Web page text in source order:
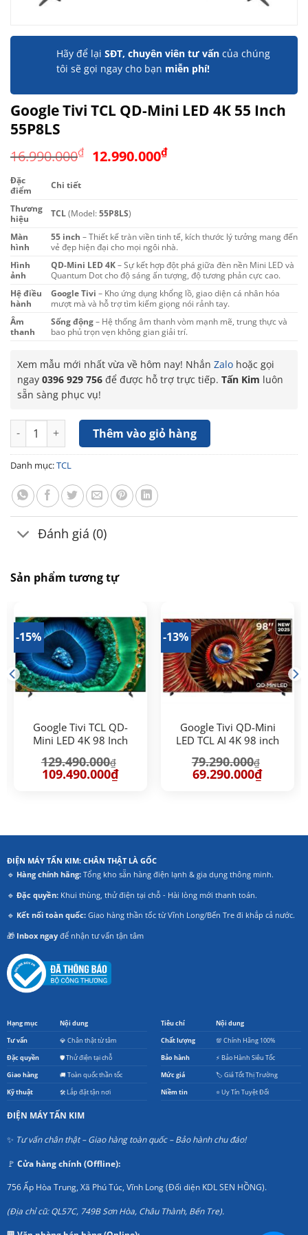
Hãy để lại SĐT, chuyên viên tư vấn của chúng
tôi sẽ gọi ngay cho bạn miễn phí!
Google Tivi TCL QD-Mini LED 4K 55 Inch
55P8LS
16.990.000₫ Giá
12.990.000₫Giá
Đặc
điểm
Chi tiết
Thương
hiệu
TCL(Model:55P8LS)
Màn
hình
55 inch – Thiết kế tràn viền tinh tế, kích thước lý tưởng mang đến
vẻ đẹp hiện đại cho mọi ngôi nhà.
Hình
ảnh
QD-Mini LED 4K– Sự kết hợp đột phá giữa đèn nền Mini LED và
Quantum Dot cho độ sáng ấn tượng, độ tương phản cực cao.
Hệ điều
hành
Google Tivi – Kho ứng dụng khổng lồ, giao diện cá nhân hóa
mượt mà và hỗ trợ tìm kiếm giọng nói rảnh tay.
Âm
thanh
Sống động– Hệ thống âm thanh vòm mạnh mẽ, trung thực và
bao phủ trọn vẹn không gian giải trí.
Xem mẫu mới nhất vừa về hôm nay! Nhắn Zalo hoặc gọi
ngay 0396 929 756 để được hỗ trợ trực tiếp. Tấn Kim luôn
sẵn sàng phục vụ!
Google Tivi TCL QD-Mini LED 4K 55 Inch 55P8LS số lượng
Thêm vào giỏ hàng
Danh mục:TCL
Đánh giá (0)
Sản phẩm tương tự
-15%
Google Tivi TCL QD-
Mini LED 4K 98 Inch
129.490.000₫
Giá
gốc
109.490.000₫Giá
-13%
Google Tivi QD-Mini
LED TCL AI 4K 98 inch
79.290.000₫
Giá
gốc
69.290.000₫Giá
ĐIỆN MÁY TẤN KIM: CHÂN THẬT LÀ GỐC
🔹 Hàng chính hãng:Tổng kho sẵn hàng điện lạnh & gia dụng thông minh.
🔹 Đặc quyền:Khui thùng, thử điện tại chỗ - Hài lòng mới thanh toán.
🔹 Kết nối toàn quốc:Giao hàng thần tốc từ Vĩnh Long/Bến Tre đi khắp cả nước.
🎁 Inbox ngayđể nhận tư vấn tận tâm
Hạng mục Nội dung
Tư vấn 💎 Chân thật từ tâm
Đặc quyền 🛡️ Thử điện tại chỗ
Giao hàng 🚚 Toàn quốc thần tốc
Kỹ thuật 🛠️ Lắp đặt tận nơi
Tiêu chí Nội dung
Chất lượng 💯 Chính Hãng 100%
Bảo hành ⚡ Bảo Hành Siêu Tốc
Mức giá 🏷️ Giá Tốt Thị Trường
Niềm tin ⭐ Uy Tín Tuyệt Đối
ĐIỆN MÁY TẤN KIM
✨ Tư vấn chân thật – Giao hàng toàn quốc – Bảo hành chu đáo!
🚩 Cửa hàng chính (Offline):
756 Ấp Hòa Trung, Xã Phú Túc, Vĩnh Long (Đối diện KDL SEN HỒNG).
(Địa chỉ cũ: QL57C, 749B Sơn Hòa, Châu Thành, Bến Tre).